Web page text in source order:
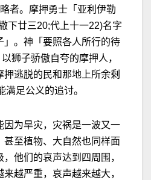
者。摩押勇士「亚利伊勒
」。神「要照各人所行的待
狮子骄傲自夸的摩押人，
逃脱的民和那地上所余剩
满足公义的追讨。
因为旱灾，灾祸是一波又一
甚至植物、大自然也同样面
他们的哀声达到四周围，
越严重，哀声越来越大，